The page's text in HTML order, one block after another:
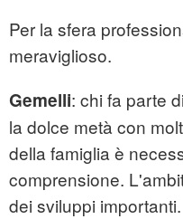
Per la sfera
meraviglioso.
Gemelli: chi fa parte
la dolce metà con
della famiglia è
comprensione.
dei sviluppi importanti.